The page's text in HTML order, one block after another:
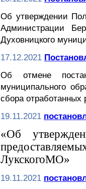
Об утверждении
Администрации
Духовницкого
17.12.2021
Об отмене
муниципального
сбора
19.11.2021
«Об
ЛукскогоМО»
19.11.2021